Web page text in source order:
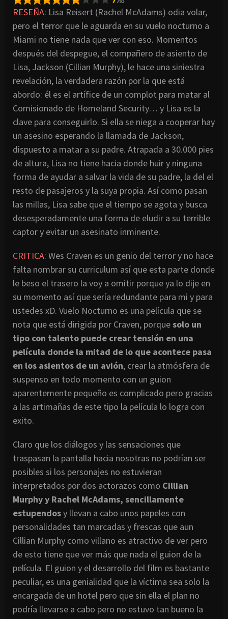
RESEÑA: Lisa Reisert (Rachel McAdams) odia volar,
pero el terror que le aguarda en su vuelo nocturno a
Miami no tiene nada que ver con eso. Momentos
después del despegue, el compañero de asiento de
Lisa, Jackson (Cillian Murphy), le hace una siniestra
revelación, la verdadera razón por la que está
abordo: él es el artífice de un complot para matar al
Comisionado de Homeland Security… y Lisa es la
clave para conseguirlo. Si ella se niega a cooperar hay
un asesino esperando la llamada de Jackson,
dispuesto a matar a su padre. Atrapada a 30.000 pies
de altura, Lisa no tiene hacia donde huir y ninguna
forma de ayudar a salvar la vida de su padre, la del el
resto de pasajeros y la suya propia. Así como pasan
las millas, Lisa sabe que el tiempo se agota y busca
desesperadamente una forma de eludir a su terrible
captor y evitar un asesinato inminente.
CRITICA: Wes Craven es un genio del terror y no hace
falta nombrar su curriculum así que esta parte donde
le beso el trasero la voy a omitir porque ya lo dije en
su momento así que sería redundante para mi y para
ustedes xD. Vuelo Nocturno es una película que se
nota que está dirigida por Craven, porquesolo un
tipo con talento puede crear tensión en una
película donde la mitad de lo que acontece pasa
en los asientos de un avión, crear la atmósfera de
suspenso en todo momento con un guion
aparentemente pequeño es complicado pero gracias
a las artimañas de este tipo la película lo logra con
exito.
Claro que los diálogos y las sensaciones que
traspasan la pantalla hacia nosotras no podrían ser
posibles si los personajes no estuvieran
interpretados por dos actorazos como Cillian
Murphy y Rachel McAdams, sencillamente
estupendosy llevan a cabo unos papeles con
personalidades tan marcadas y frescas que aun
Cillian Murphy como villano es atractivo de ver pero
de esto tiene que ver más que nada el guion de la
película. El guion y el desarrollo del film es bastante
peculiar, es una genialidad que la víctima sea solo la
encargada de un hotel pero que sin ella el plan no
podría llevarse a cabo pero no estuvo tan bueno la